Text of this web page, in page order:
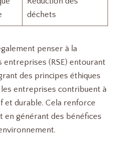
déchets
penser à la
entreprises (RSE) entourant
des principes éthiques
les entreprises contribuent à
et durable. Cela renforce
en générant des bénéfices